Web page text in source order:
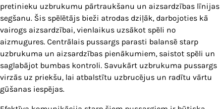
pretinieku uzbrukumu pārtraukšanu un aizsardzības līnijas
segšanu. Šis spēlētājs bieži atrodas dziļāk, darbojoties kā
vairogs aizsardzībai, vienlaikus uzsākot spēli no
aizmugures. Centrālais pussargs parasti balansē starp
uzbrukuma un aizsardzības pienākumiem, saistot spēli un
saglabājot bumbas kontroli. Savukārt uzbrukuma pussargs
virzās uz priekšu, lai atbalstītu uzbrucējus un radītu vārtu
gūšanas iespējas.